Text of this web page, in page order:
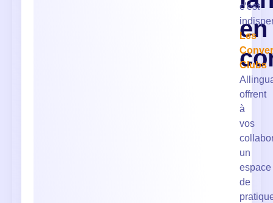
en
c’est
Les
Clubs
offrent
à
vos
un
espace
de